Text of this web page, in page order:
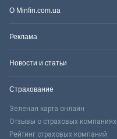
О Minfin.com.ua
Реклама
Новости и статьи
Страхование
Зеленая карта онлайн
Отзывы о страховых компаниях
Рейтинг страховых компаний